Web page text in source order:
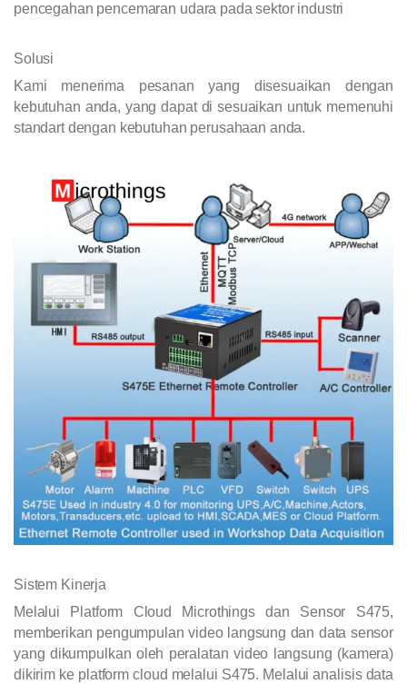
pencegahan pencemaran udara pada sektor industri
Solusi
Kami menerima pesanan yang disesuaikan dengan
kebutuhan anda, yang dapat di sesuaikan untuk memenuhi
standart dengan kebutuhan perusahaan anda.
Sistem Kinerja
Melalui Platform Cloud Microthings dan Sensor S475,
memberikan pengumpulan video langsung dan data sensor
yang dikumpulkan oleh peralatan video langsung (kamera)
dikirim ke platform cloud melalui S475. Melalui analisis data